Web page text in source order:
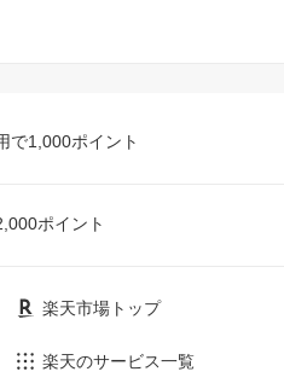
で1,000ポイント
ポイント
楽天市場トップ
楽天のサービス一覧